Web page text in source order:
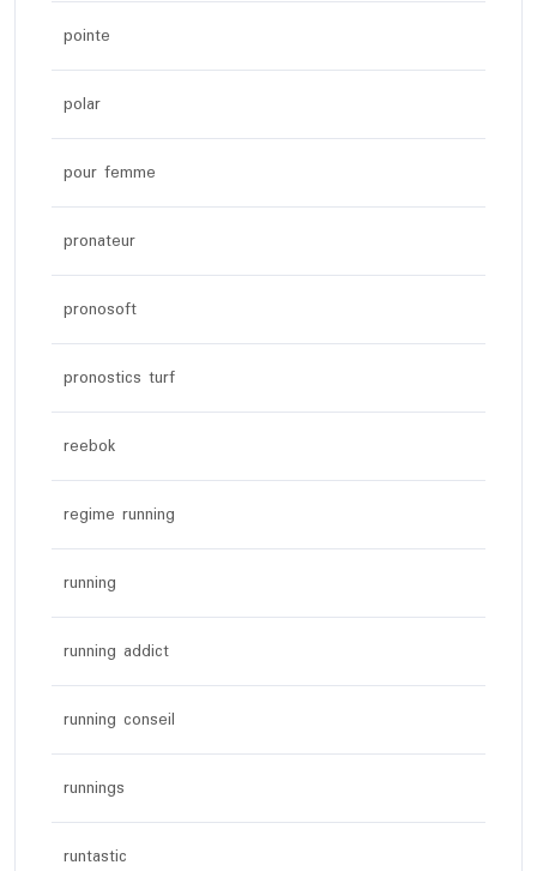
pointe
polar
pour femme
pronateur
pronosoft
pronostics turf
reebok
regime running
running
running addict
running conseil
runnings
runtastic